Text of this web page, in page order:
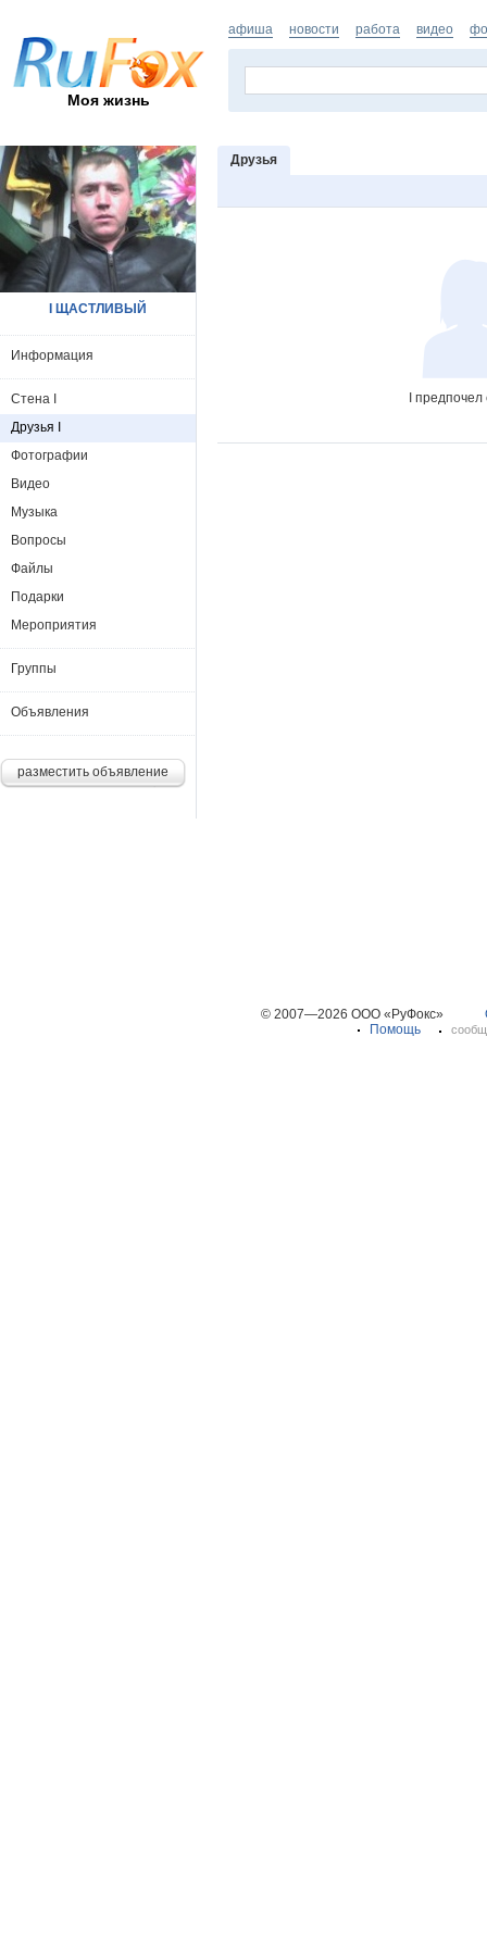
Моя жизнь
афиша новости работа видео
Друзья
I
I ЩАСТЛИВЫЙ
Информация
Стена I
Друзья I
Фотографии
Видео
Музыка
Вопросы
Файлы
Подарки
Мероприятия
Группы
Объявления
разместить объявление
© 2007—2026 ООО «РуФокс»
Помощь